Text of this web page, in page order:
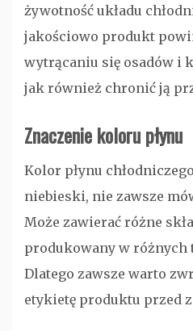
żywotność układu
jakościowo produkt
wytrącaniu się osadów i
jak również chronić ją
Znaczenie koloru płynu
Kolor płynu
niebieski, nie zawsze
Może zawierać różne
produkowany w różnych
Dlatego zawsze warto
etykietę produktu przed